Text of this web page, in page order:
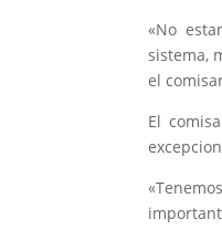
«No
sistema,
el
El